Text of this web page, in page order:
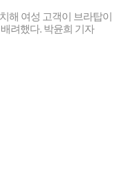
해 여성 고객이 브라탑이
려했다. 박윤희 기자